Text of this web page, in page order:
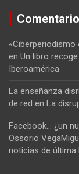
«Ciberperiodismo
en Un libro
Iberoamérica
La enseñanza
de red en La
Facebook... ¿un
Ossorio
noticias de última